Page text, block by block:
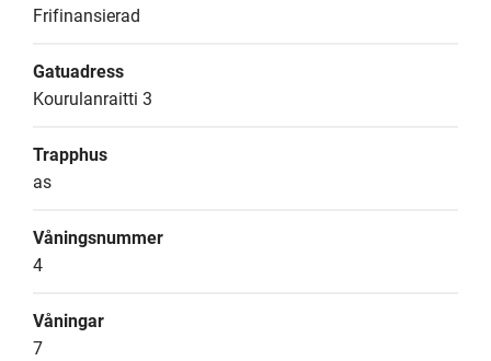
Frifinansierad
Gatuadress
Kourulanraitti 3
Trapphus
as
Våningsnummer
4
Våningar
7